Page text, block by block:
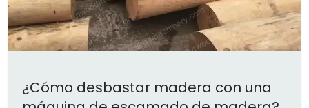
¿Cómo desbastar madera con una